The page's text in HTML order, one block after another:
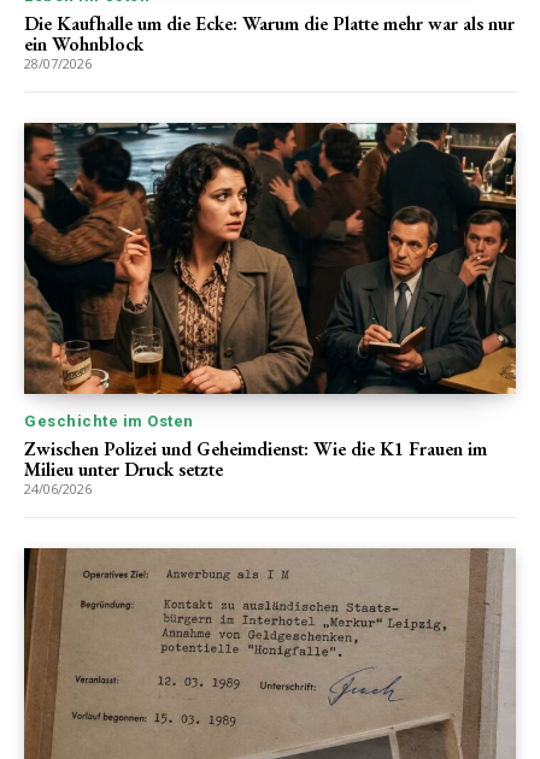
Die Kaufhalle um die Ecke: Warum die Platte mehr war als nur
ein Wohnblock
28/07/2026
Geschichte im Osten
Zwischen Polizei und Geheimdienst: Wie die K1 Frauen im
Milieu unter Druck setzte
24/06/2026